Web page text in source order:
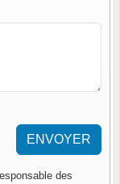
ENVOYER
des